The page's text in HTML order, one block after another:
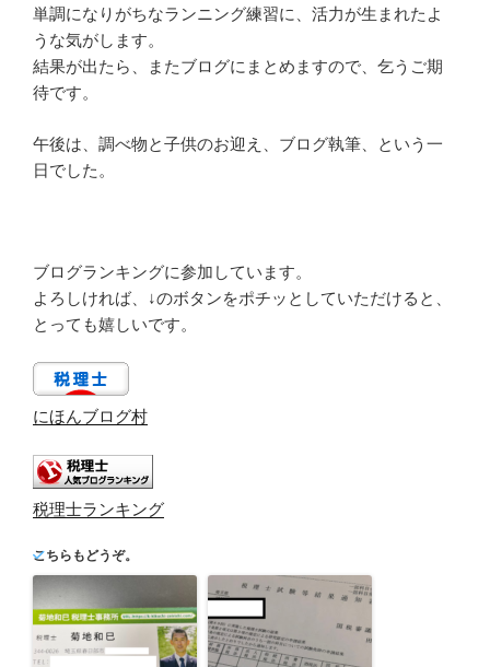
単調になりがちなランニング練習に、活力が生まれたよ
うな気がします。
結果が出たら、またブログにまとめますので、乞うご期
待です。
午後は、調べ物と子供のお迎え、ブログ執筆、という一
日でした。
ブログランキングに参加しています。
よろしければ、↓のボタンをポチッとしていただけると、
とっても嬉しいです。
にほんブログ村
税理士ランキング
こちらもどうぞ。